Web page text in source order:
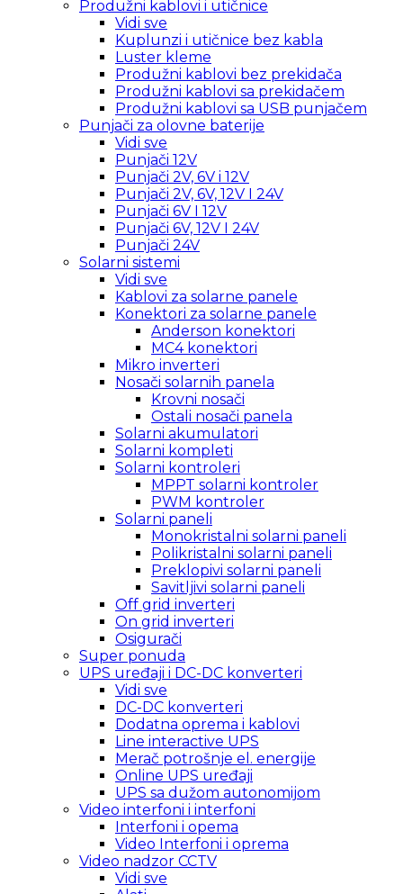
Produžni kablovi i utičnice
Vidi sve
Kuplunzi i utičnice bez kabla
Luster kleme
Produžni kablovi bez prekidača
Produžni kablovi sa prekidačem
Produžni kablovi sa USB punjačem
Punjači za olovne baterije
Vidi sve
Punjači 12V
Punjači 2V, 6V i 12V
Punjači 2V, 6V, 12V I 24V
Punjači 6V I 12V
Punjači 6V, 12V I 24V
Punjači 24V
Solarni sistemi
Vidi sve
Kablovi za solarne panele
Konektori za solarne panele
Anderson konektori
MC4 konektori
Mikro inverteri
Nosači solarnih panela
Krovni nosači
Ostali nosači panela
Solarni akumulatori
Solarni kompleti
Solarni kontroleri
MPPT solarni kontroler
PWM kontroler
Solarni paneli
Monokristalni solarni paneli
Polikristalni solarni paneli
Preklopivi solarni paneli
Savitljivi solarni paneli
Off grid inverteri
On grid inverteri
Osigurači
Super ponuda
UPS uređaji i DC-DC konverteri
Vidi sve
DC-DC konverteri
Dodatna oprema i kablovi
Line interactive UPS
Merač potrošnje el. energije
Online UPS uređaji
UPS sa dužom autonomijom
Video interfoni i interfoni
Interfoni i opema
Video Interfoni i oprema
Video nadzor CCTV
Vidi sve